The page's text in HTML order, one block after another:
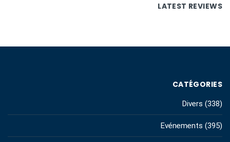
LATEST REVIEWS
CATÉGORIES
Divers (338)
Evénements (395)